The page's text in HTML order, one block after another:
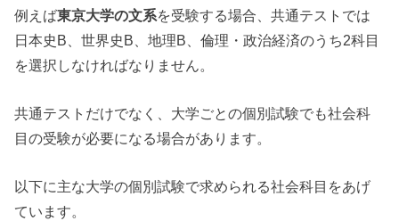
例えば東京大学の文系を受験する場合、共通テストでは
日本史B、世界史B、地理B、倫理・政治経済のうち2科目
を選択しなければなりません。
共通テストだけでなく、大学ごとの個別試験でも社会科
目の受験が必要になる場合があります。
以下に主な大学の個別試験で求められる社会科目をあげ
ています。